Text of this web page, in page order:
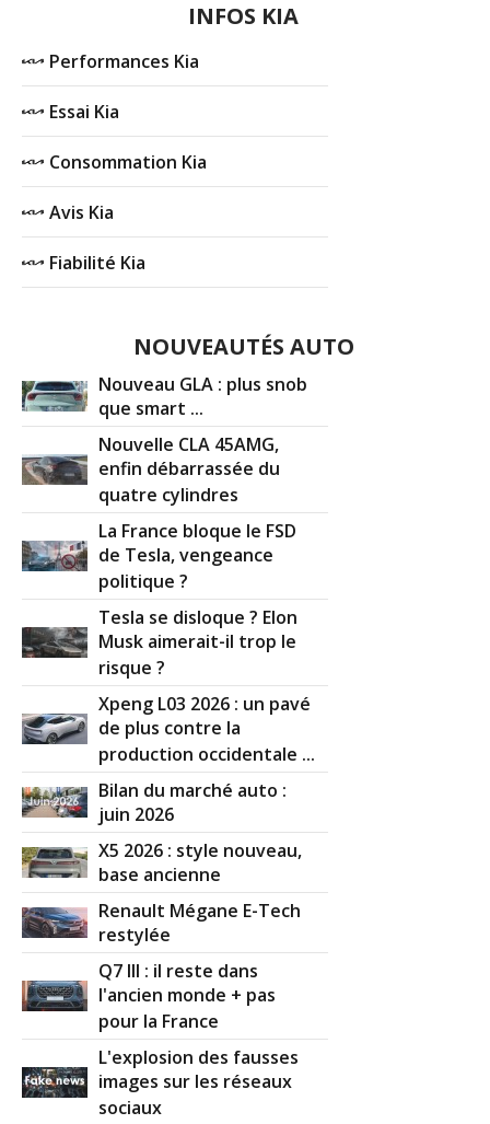
INFOS KIA
Performances Kia
Essai Kia
Consommation Kia
Avis Kia
Fiabilité Kia
NOUVEAUTÉS AUTO
Nouveau GLA : plus snob
que smart ...
Nouvelle CLA 45AMG,
enfin débarrassée du
quatre cylindres
La France bloque le FSD
de Tesla, vengeance
politique ?
Tesla se disloque ? Elon
Musk aimerait-il trop le
risque ?
Xpeng L03 2026 : un pavé
de plus contre la
production occidentale ...
Bilan du marché auto :
juin 2026
X5 2026 : style nouveau,
base ancienne
Renault Mégane E-Tech
restylée
Q7 III : il reste dans
l'ancien monde + pas
pour la France
L'explosion des fausses
images sur les réseaux
sociaux